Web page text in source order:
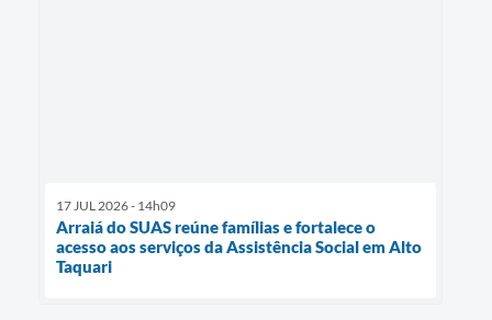
17 JUL 2026 - 14h09
Arraiá do SUAS reúne famílias e fortalece o
acesso aos serviços da Assistência Social em Alto
Taquari